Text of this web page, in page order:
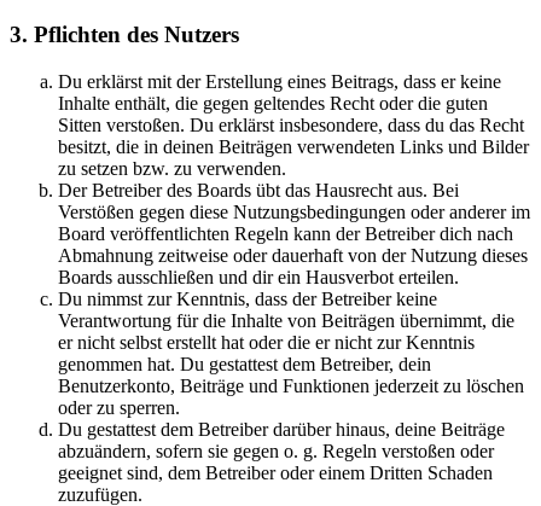
3. Pflichten des Nutzers
Du erklärst mit der Erstellung eines Beitrags, dass er keine
Inhalte enthält, die gegen geltendes Recht oder die guten
Sitten verstoßen. Du erklärst insbesondere, dass du das Recht
besitzt, die in deinen Beiträgen verwendeten Links und Bilder
zu setzen bzw. zu verwenden.
Der Betreiber des Boards übt das Hausrecht aus. Bei
Verstößen gegen diese Nutzungsbedingungen oder anderer im
Board veröffentlichten Regeln kann der Betreiber dich nach
Abmahnung zeitweise oder dauerhaft von der Nutzung dieses
Boards ausschließen und dir ein Hausverbot erteilen.
Du nimmst zur Kenntnis, dass der Betreiber keine
Verantwortung für die Inhalte von Beiträgen übernimmt, die
er nicht selbst erstellt hat oder die er nicht zur Kenntnis
genommen hat. Du gestattest dem Betreiber, dein
Benutzerkonto, Beiträge und Funktionen jederzeit zu löschen
oder zu sperren.
Du gestattest dem Betreiber darüber hinaus, deine Beiträge
abzuändern, sofern sie gegen o. g. Regeln verstoßen oder
geeignet sind, dem Betreiber oder einem Dritten Schaden
zuzufügen.